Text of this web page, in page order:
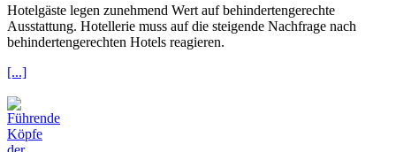
Hotelgäste legen zunehmend Wert auf behindertengerechte
Ausstattung. Hotellerie muss auf die steigende Nachfrage nach
behindertengerechten Hotels reagieren.
[...]